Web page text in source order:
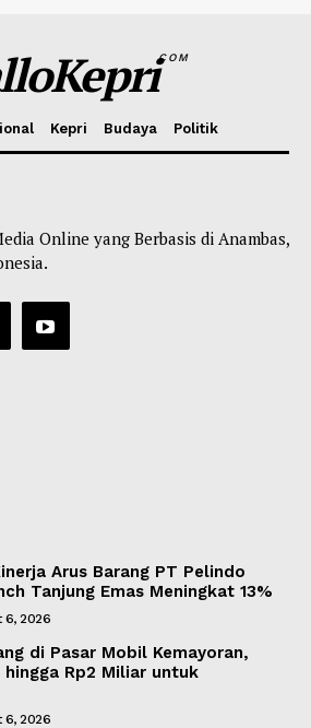
COM
Kepri Budaya Politik
Online yang Berbasis di Anambas,
Arus Barang PT Pelindo
Tanjung Emas Meningkat 13%
6, 2026
di Pasar Mobil Kemayoran,
hingga Rp2 Miliar untuk
6, 2026